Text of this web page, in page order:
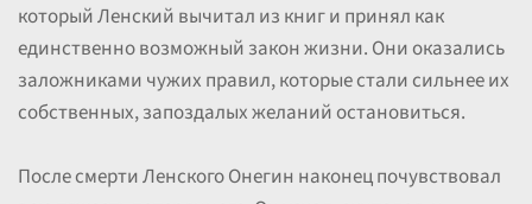
который Ленский вычитал из книг и принял как
единственно возможный закон жизни. Они оказались
заложниками чужих правил, которые стали сильнее их
собственных, запоздалых желаний остановиться.
После смерти Ленского Онегин наконец почувствовал